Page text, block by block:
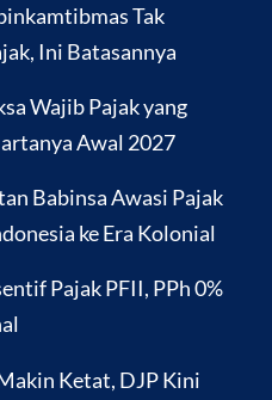
Tak
Ini Batasannya
Wajib Pajak yang
Awal 2027
Babinsa Awasi Pajak
ke Era Kolonial
Pajak PFII, PPh 0%
Ketat, DJP Kini